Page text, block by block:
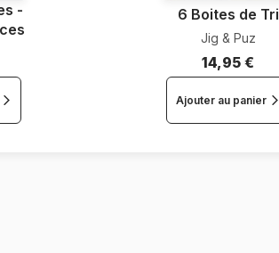
-
6 Boites de Tri
Jig & Puz
14,95 €
Ajouter au panier